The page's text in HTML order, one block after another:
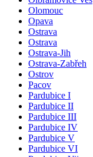
Olomouc
Opava
Ostrava
Ostrava
Ostrava-Jih
Ostrava-Zabřeh
Ostrov
Pacov
Pardubice I
Pardubice II
Pardubice III
Pardubice IV
Pardubice V
Pardubice VI